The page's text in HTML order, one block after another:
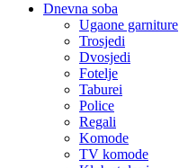
Dnevna soba
Ugaone garniture
Trosjedi
Dvosjedi
Fotelje
Taburei
Police
Regali
Komode
TV komode